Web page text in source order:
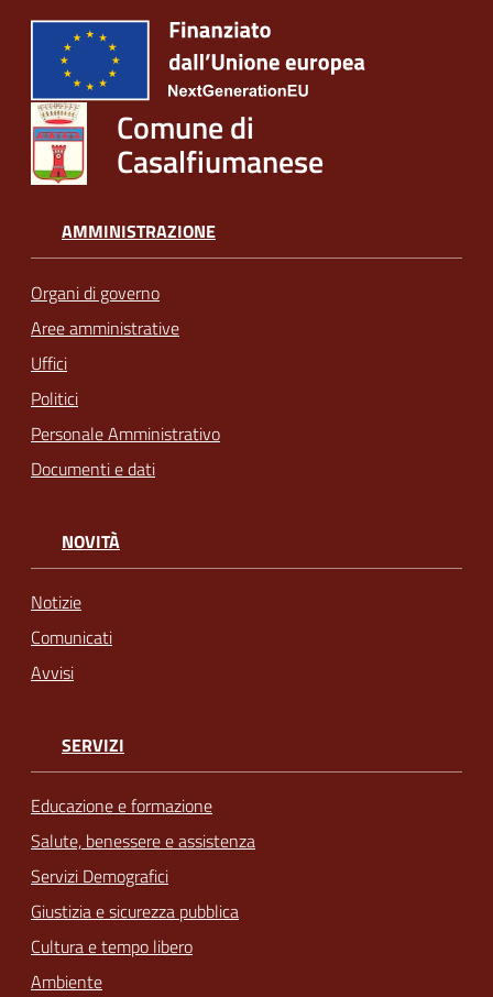
Comune di
Casalfiumanese
AMMINISTRAZIONE
Organi di governo
Aree amministrative
Uffici
Politici
Personale Amministrativo
Documenti e dati
NOVITÀ
Notizie
Comunicati
Avvisi
SERVIZI
Educazione e formazione
Salute, benessere e assistenza
Servizi Demografici
Giustizia e sicurezza pubblica
Cultura e tempo libero
Ambiente